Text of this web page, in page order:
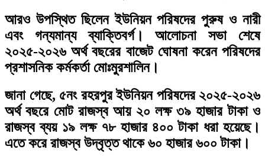
আরও উপস্থিত ছিলেন ইউনিয়ন পরিষদের পুরুষ ও নারী
এবং গন্যমান্য ব্যাক্তিবর্গ। আলোচনা সভা শেষে
২০২৫-২০২৬ অর্থ বছরের বাজেট ঘোষনা করেন পরিষদের
প্রশাসনিক কর্মকর্তা মোঃমুরশালিন।
জানা গেছে, ৫নং রহরপুর ইউনিয়ন পরিষদের ২০২৫-২০২৬
অর্থ বছরে মোট রাজস্ব আয় ২০ লক্ষ ৩৯ হাজার টাকা ও
রাজস্ব ব্যয় ১৯ লক্ষ ৭৮ হাজার ৪০০ টাকা ধরা হয়েছে।
এতে করে রাজস্ব উদ্বৃত্ত থাকে ৬০ হাজার ৬০০ টাকা।